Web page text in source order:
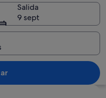
playa con bungalows sobre el
Salida
9 sept